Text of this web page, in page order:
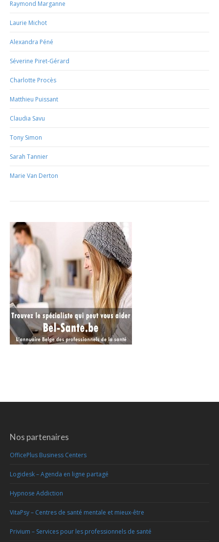
Raymond Marganne
Laurie Michot
Alexandra Péné
Séverine Piret-Gérard
Charlotte Procès
Matthieu Puissant
Claudia Savu
Tony Simon
Sarah Tannier
Marie Van Derton
Nos partenaires
OfficePlus Business Centers
Logidesk – Agenda en ligne partagé
Hypnose Addiction
VitaPsy – Centres de santé mentale et mieux-être
Privium – Services pour les professionnels de santé